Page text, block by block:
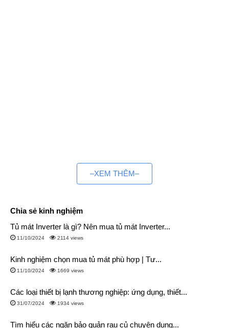
–XEM THÊM–
Chia sẻ kinh nghiệm
Tủ mát Inverter là gì? Nên mua tủ mát Inverter...
11/10/2024 2114 views
Kinh nghiệm chọn mua tủ mát phù hợp | Tư...
11/10/2024 1669 views
Các loại thiết bị lạnh thương nghiệp: ứng dụng, thiết...
31/07/2024 1934 views
Tìm hiểu các ngăn bảo quản rau củ chuyên dụng...